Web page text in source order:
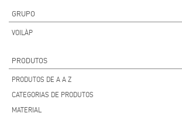
GRUPO
VOILÀP
PRODUTOS
PRODUTOS DE A A Z
CATEGORIAS DE PRODUTOS
MATERIAL